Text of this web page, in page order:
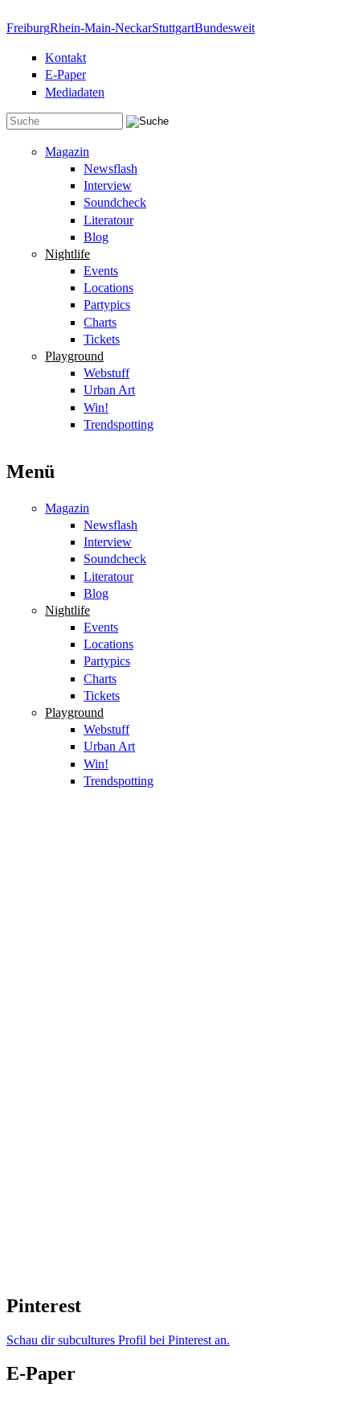
FreiburgRhein-Main-NeckarStuttgartBundesweit
Kontakt
E-Paper
Mediadaten
Magazin
Newsflash
Interview
Soundcheck
Literatour
Blog
Nightlife
Events
Locations
Partypics
Charts
Tickets
Playground
Webstuff
Urban Art
Win!
Trendspotting
Menü
Magazin
Newsflash
Interview
Soundcheck
Literatour
Blog
Nightlife
Events
Locations
Partypics
Charts
Tickets
Playground
Webstuff
Urban Art
Win!
Trendspotting
Pinterest
Schau dir subcultures Profil bei Pinterest an.
E-Paper